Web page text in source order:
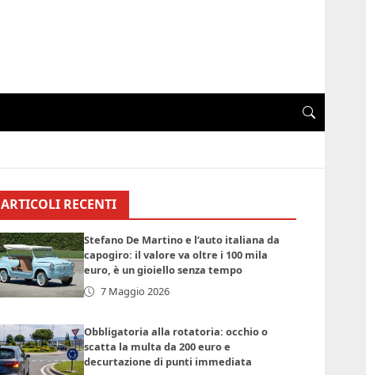
ARTICOLI RECENTI
Stefano De Martino e l’auto italiana da
capogiro: il valore va oltre i 100 mila
euro, è un gioiello senza tempo
7 Maggio 2026
Obbligatoria alla rotatoria: occhio o
scatta la multa da 200 euro e
decurtazione di punti immediata